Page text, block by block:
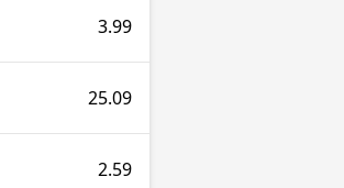
3.99
25.09
2.59